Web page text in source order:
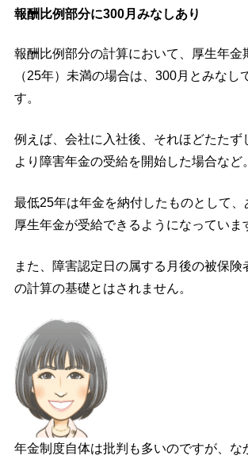
報酬比例部分に300月みなしあり
報酬比例部分の計算において、厚生年金
（25年）未満の場合は、300月とみなし
す。
例えば、会社に入社後、それほどたたず
より障害年金の受給を開始した場合など。
最低25年は年金を納付したものとして
厚生年金が受給できるようになっていま
また、障害認定日の属する月後の被保険
の計算の基礎とはされません。
年金制度自体は批判も多いのですが、な